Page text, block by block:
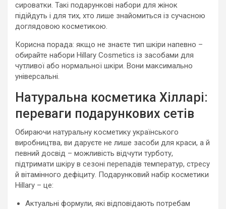
сироватки. Такі подарункові набори для жінок
підійдуть і для тих, хто лише знайомиться із сучасною
доглядовою косметикою.
Корисна порада: якщо не знаєте тип шкіри напевно –
обирайте набори Hillary Cosmetics із засобами для
чутливої або нормальної шкіри. Вони максимально
універсальні.
Натуральна косметика Хілларі:
переваги подарункових сетів
Обираючи натуральну косметику українського
виробництва, ви даруєте не лише засоби для краси, а й
певний досвід – можливість відчути турботу,
підтримати шкіру в сезоні перепадів температур, стресу
й вітамінного дефіциту. Подарунковий набір косметики
Hillary – це:
Актуальні формули, які відповідають потребам